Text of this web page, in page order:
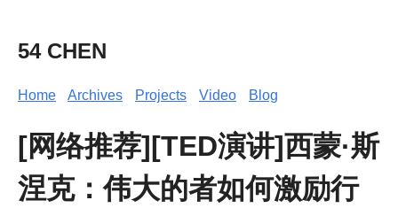
54 CHEN
Home Archives Projects Video Blog
[网络推荐][TED演讲]西蒙·斯
涅克：伟大的者如何激励行